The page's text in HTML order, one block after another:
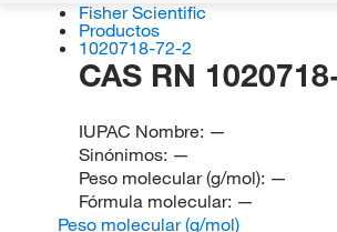
Fisher Scientific
Productos
1020718-72-2
CAS RN
IUPAC Nombre: —
Sinónimos: —
Peso molecular (g/mol): —
Fórmula molecular: —
Peso molecular (g/mol)